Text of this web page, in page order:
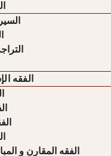
الفقه
الفقه المقارن و